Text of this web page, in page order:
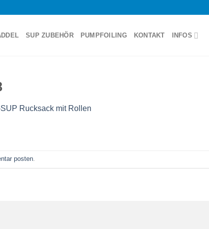
SUP ZUBEHÖR PUMPFOILING KONTAKT INFOS
Rucksack mit Rollen
posten